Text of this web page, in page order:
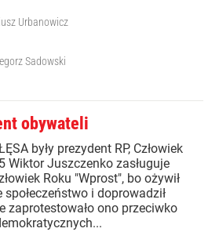
Urbanowicz
Sadowski
obywateli
były prezydent RP, Człowiek
Wiktor Juszczenko zasługuje
Roku "Wprost", bo ożywił
społeczeństwo i doprowadził
zaprotestowało ono przeciwko